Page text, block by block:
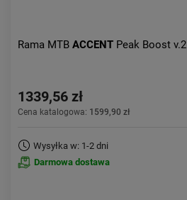
Rama MTB ACCENT Peak Boost v.2
1339,56 zł
Cena katalogowa: 1599,90 zł
Wysyłka w: 1-2 dni
Darmowa dostawa